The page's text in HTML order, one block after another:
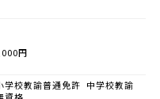
円
校教諭普通免許 中学校教諭